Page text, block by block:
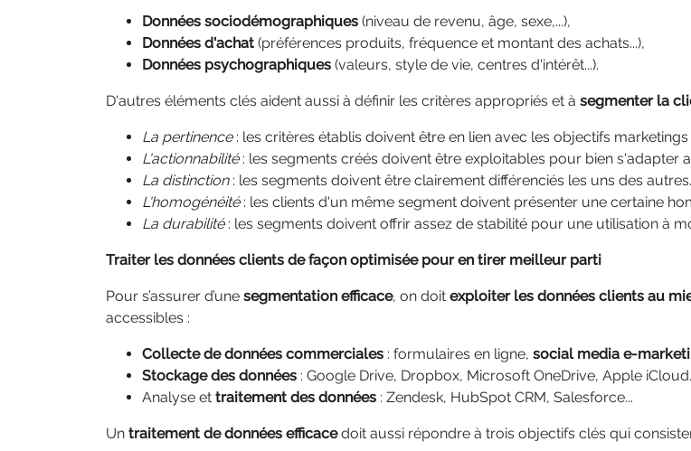
Données sociodémographiques (niveau de revenu, âge, sexe,...),
Données d'achat (préférences produits, fréquence et montant des achats...),
Données psychographiques (valeurs, style de vie, centres d'intérêt...).
D'autres éléments clés aident aussi à définir les critères appropriés et à segmenter la
La pertinence: les critères établis doivent être en lien avec les objectifs marketings
L'actionnabilité: les segments créés doivent être exploitables pour bien s'adapter
La distinction: les segments doivent être clairement différenciés les uns des autres.
L'homogénéité: les clients d'un même segment doivent présenter une certaine
La durabilité: les segments doivent offrir assez de stabilité pour une utilisation à
Traiter les données clients de façon optimisée pour en tirer meilleur parti
Pour s’assurer d’une segmentation efficace, on doit exploiter les données clients au
accessibles :
Collecte de données commerciales : formulaires en ligne, social media e-
Stockage des données : Google Drive, Dropbox, Microsoft OneDrive, Apple
Analyse et traitement des données : Zendesk, HubSpot CRM, Salesforce...
Un traitement de données efficacedoit aussi répondre à trois objectifs clés qui